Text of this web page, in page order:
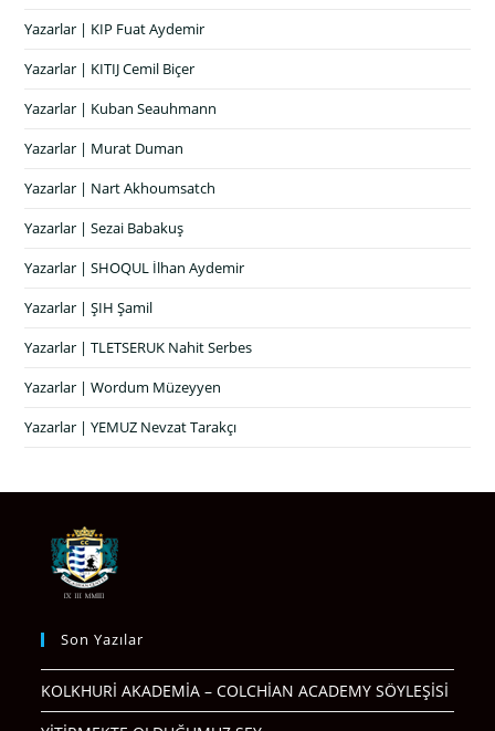
Yazarlar | KIP Fuat Aydemir
Yazarlar | KITIJ Cemil Biçer
Yazarlar | Kuban Seauhmann
Yazarlar | Murat Duman
Yazarlar | Nart Akhoumsatch
Yazarlar | Sezai Babakuş
Yazarlar | SHOQUL İlhan Aydemir
Yazarlar | ŞIH Şamil
Yazarlar | TLETSERUK Nahit Serbes
Yazarlar | Wordum Müzeyyen
Yazarlar | YEMUZ Nevzat Tarakçı
Son Yazılar
KOLKHURİ AKADEMİA – COLCHİAN ACADEMY SÖYLEŞİSİ